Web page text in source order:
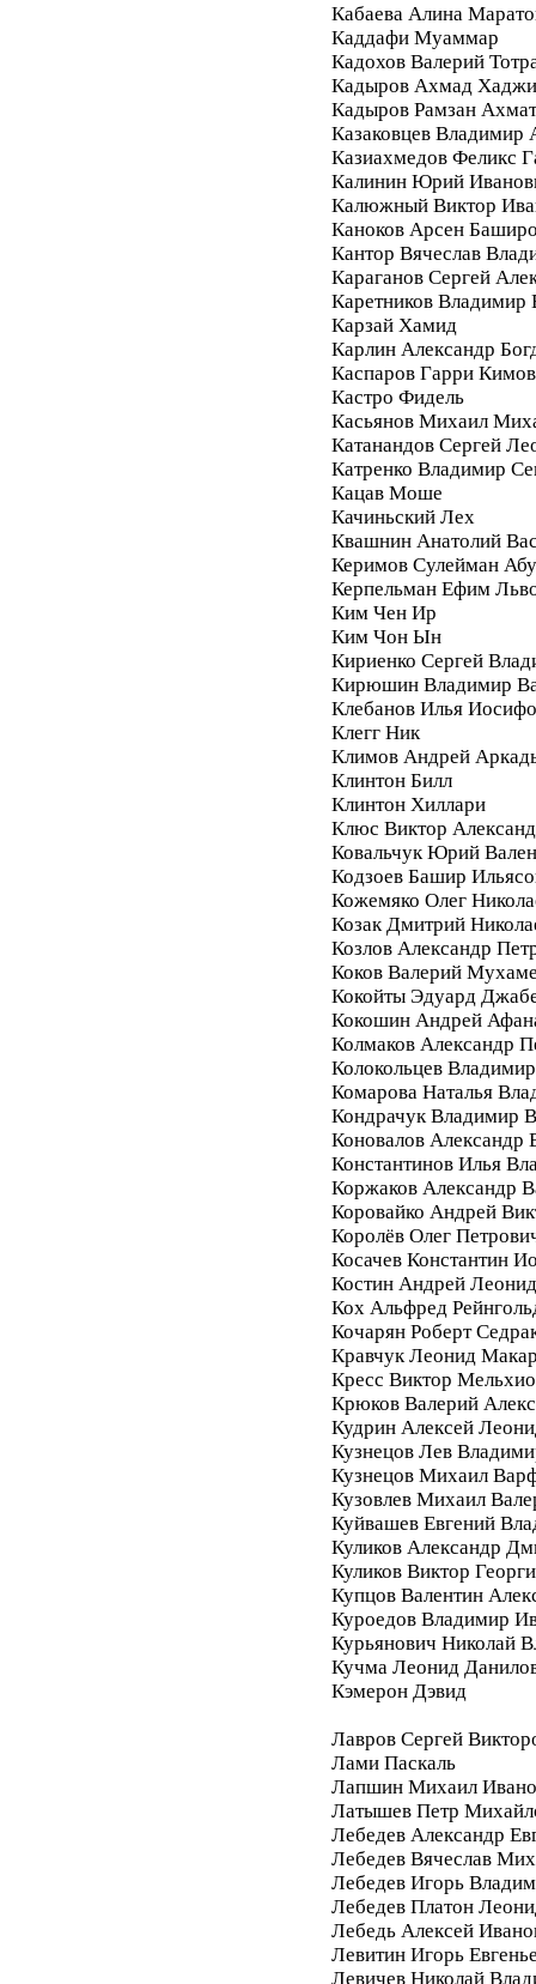
Кабаева Алина
Каддафи Муаммар
Кадохов Валерий
Кадыров Ахмад Хаджи
Кадыров Рамзан
Казаковцев Владимир
Казиахмедов Феликс
Калинин Юрий
Калюжный Виктор
Каноков Арсен
Кантор Вячеслав
Караганов Сергей
Каретников Владимир
Карзай Хамид
Карлин Александр
Каспаров Гарри
Кастро Фидель
Касьянов Михаил
Катанандов Сергей
Катренко Владимир
Кацав Моше
Качиньский Лех
Квашнин Анатолий
Керимов Сулейман
Керпельман Ефим
Ким Чен Ир
Ким Чон Ын
Кириенко Сергей
Кирюшин Владимир
Клебанов Илья
Клегг Ник
Климов Андрей
Клинтон Билл
Клинтон Хиллари
Клюс Виктор
Ковальчук Юрий
Кодзоев Башир
Кожемяко Олег
Козак Дмитрий
Козлов Александр
Коков Валерий
Кокойты Эдуард
Кокошин Андрей
Колмаков Александр
Колокольцев
Комарова Наталья
Кондрачук Владимир
Коновалов Александр
Константинов Илья
Коржаков Александр
Коровайко Андрей
Королёв Олег
Косачев Константин
Костин Андрей
Кох Альфред
Кочарян Роберт
Кравчук Леонид
Кресс Виктор
Крюков Валерий
Кудрин Алексей
Кузнецов Лев
Кузнецов Михаил
Кузовлев Михаил
Куйвашев Евгений
Куликов Александр
Куликов Виктор
Купцов Валентин
Куроедов Владимир
Курьянович Николай
Кучма Леонид
Кэмерон Дэвид
Лавров Сергей
Лами Паскаль
Лапшин Михаил
Латышев Петр
Лебедев Александр
Лебедев Вячеслав
Лебедев Игорь
Лебедев Платон
Лебедь Алексей
Левитин Игорь
Левичев Николай